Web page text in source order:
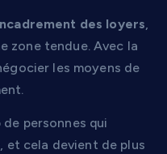
des loyers,
zone tendue. Avec la
les moyens de
personnes qui
et cela devient de plus